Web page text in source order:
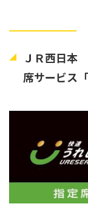
ＪＲ西日本
席サービス